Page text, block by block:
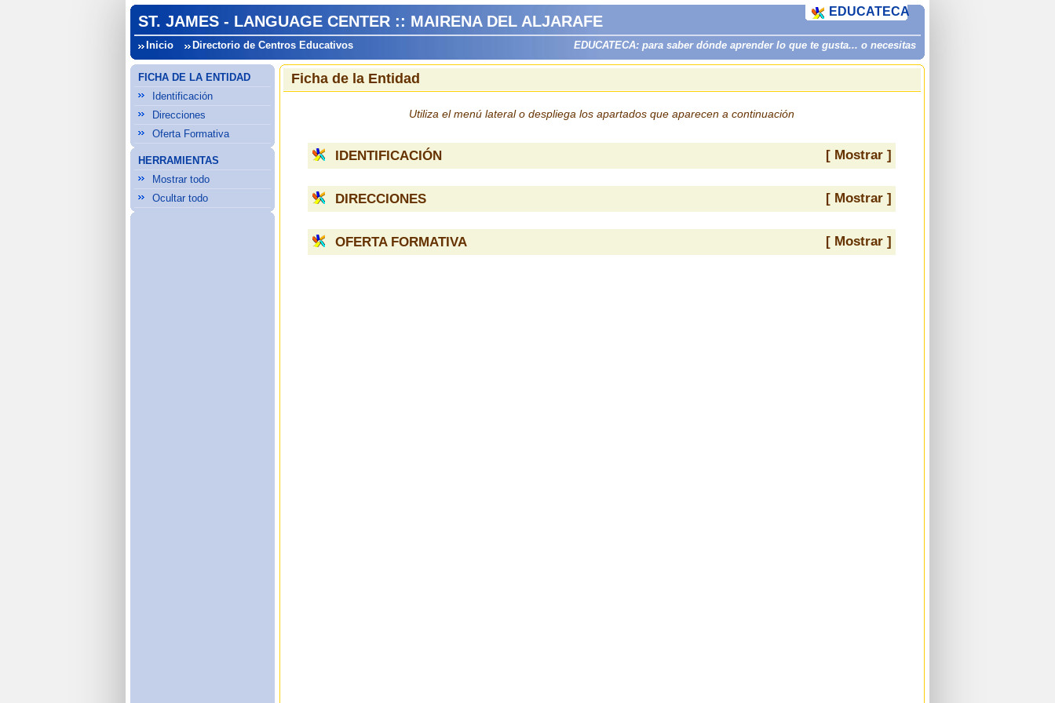
ST. JAMES - LANGUAGE CENTER :: MAIRENA DEL ALJARAFE
Inicio Directorio de Centros Educativos EDUCATECA: para saber dónde aprender lo que te gusta... o necesitas
EDUCATECA
FICHA DE LA ENTIDAD
Identificación
Direcciones
Oferta Formativa
HERRAMIENTAS
Mostrar todo
Ocultar todo
Ficha de la Entidad
Utiliza el menú lateral o despliega los apartados que aparecen a continuación
IDENTIFICACIÓN [ Mostrar ]
DIRECCIONES [ Mostrar ]
OFERTA FORMATIVA [ Mostrar ]